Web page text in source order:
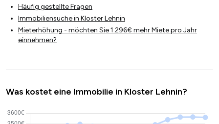
Häufig gestellte Fragen
Immobiliensuche in Kloster Lehnin
Mieterhöhung - möchten Sie 1.296€ mehr Miete pro Jahr
einnehmen?
Was kostet eine Immobilie in Kloster Lehnin?